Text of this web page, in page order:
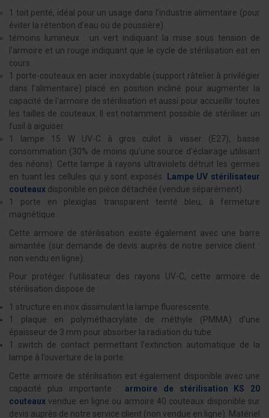
1 toit penté, idéal pour un usage dans l’industrie alimentaire (pour
éviter la rétention d’eau ou de poussière).
témoins lumineux : un vert indiquant la mise sous tension de
l'armoire et un rouge indiquant que le cycle de stérilisation est en
cours.
1 porte-couteaux en acier inoxydable (support râtelier à privilégier
dans l’alimentaire) placé en position incliné pour augmenter la
capacité de l'armoire de stérilisation et aussi pour accueillir toutes
les tailles de couteaux. Il est notamment possible de stériliser un
fusil à aiguiser.
1 lampe 15 W UV-C à gros culot à visser (E27), basse
consommation (30% de moins qu’une source d'éclairage utilisant
des néons). Cette lampe à rayons ultraviolets détruit les germes
en tuant les cellules qui y sont exposés.
Lampe UV stérilisateur
couteaux disponible en pièce détachée (vendue séparément).
1 porte en plexiglas transparent teinté bleu, à fermeture
magnétique.
Cette armoire de stérilisation existe également avec une barre
aimantée (sur demande de devis auprès de notre service client :
non vendu en ligne).
Pour protéger l’utilisateur des rayons UV-C, cette armoire de
stérilisation dispose de :
1 structure en inox dissimulant la lampe fluorescente.
1 plaque en polyméthacrylate de méthyle (PMMA) d’une
épaisseur de 3 mm pour absorber la radiation du tube.
1 switch de contact permettant l’extinction automatique de la
lampe à l’ouverture de la porte.
Cette armoire de stérilisation est également disponible avec une
capacité plus importante : armoire de stérilisation KS 20
couteaux vendue en ligne ou armoire 40 couteaux disponible sur
devis auprès de notre service client (non vendue en ligne). Matériel